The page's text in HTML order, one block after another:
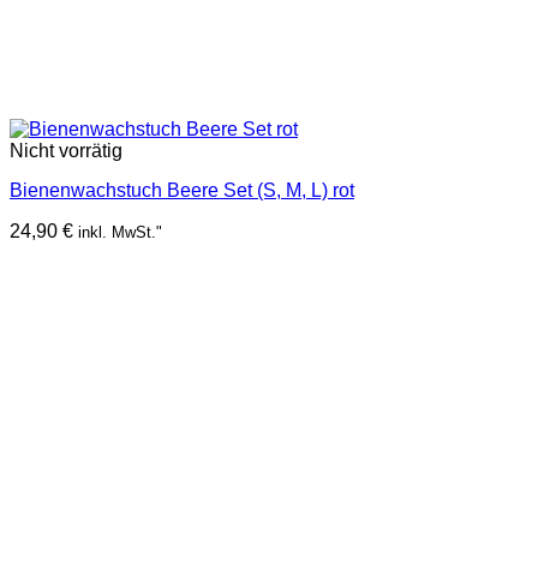
Nicht vorrätig
Bienenwachstuch Beere Set (S, M, L) rot
24,90 € inkl. MwSt."